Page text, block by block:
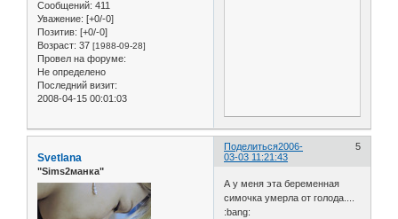
Сообщений: 411
Уважение: [+0/-0]
Позитив: [+0/-0]
Возраст: 37 [1988-09-28]
Провел на форуме:
Не определено
Последний визит:
2008-04-15 00:01:03
Поделиться 5
2006-
03-03 11:21:43
Svetlana
"Sims2манка"
А у меня эта беременная
симочка умерла от голода....
:bang: